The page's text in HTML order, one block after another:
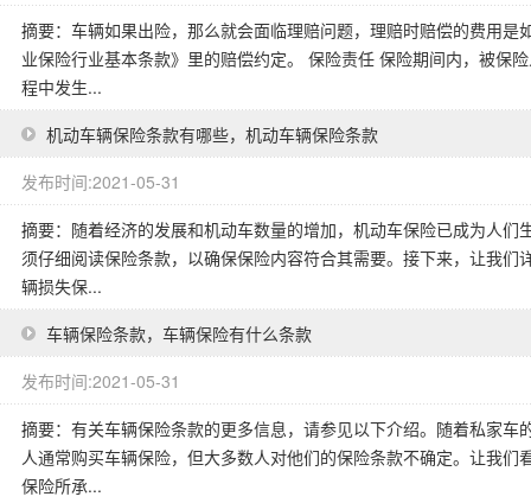
摘要：车辆如果出险，那么就会面临理赔问题，理赔时赔偿的费用
业保险行业基本条款》里的赔偿约定。 保险责任 保险期间内，被保
程中发生...
机动车辆保险条款有哪些，机动车辆保险条款
发布时间:2021-05-31
摘要：随着经济的发展和机动车数量的增加，机动车保险已成为人
须仔细阅读保险条款，以确保保险内容符合其需要。接下来，让我
辆损失保...
车辆保险条款，车辆保险有什么条款
发布时间:2021-05-31
摘要：有关车辆保险条款的更多信息，请参见以下介绍。随着私家
人通常购买车辆保险，但大多数人对他们的保险条款不确定。让我
保险所承...